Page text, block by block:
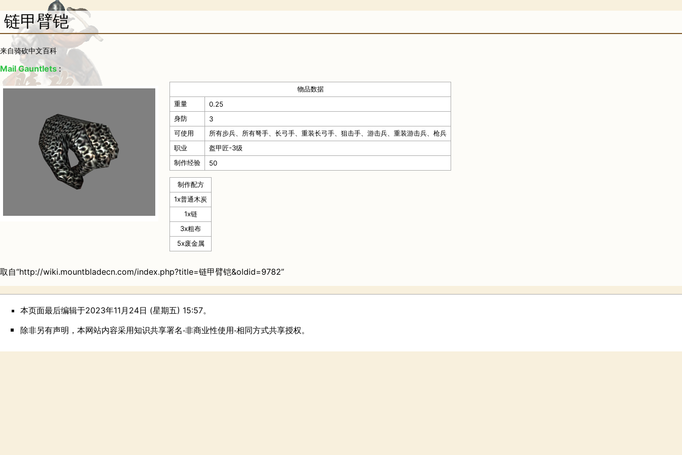
链甲臂铠
来自骑砍中文百科
Mail Gauntlets :
物品数据
重量
0.25
身防
3
可使用
所有步兵、所有弩手、长弓手、重装长弓手、狙击手、游击兵、重装游击兵、枪兵
职业
盔甲匠-3级
制作经验
50
制作配方
1x普通木炭
1x链
3x粗布
5x废金属
取自“http://wiki.mountbladecn.com/index.php?title=链甲臂铠&oldid=9782”
本页面最后编辑于2023年11月24日 (星期五) 15:57。
除非另有声明，本网站内容采用知识共享署名-非商业性使用-相同方式共享授权。